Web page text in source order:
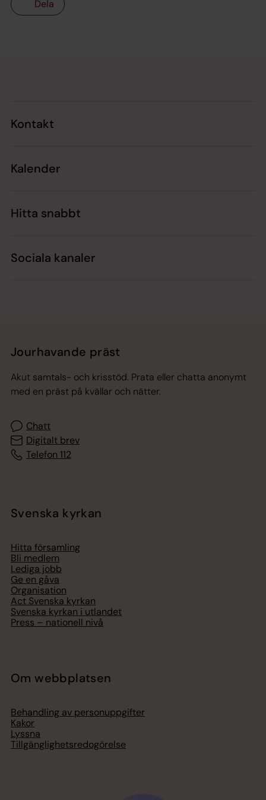
Dela
Kontakt
Kalender
Hitta snabbt
Sociala kanaler
Jourhavande präst
Akut samtals- och krisstöd. Prata eller chatta anonymt
med en präst på kvällar och nätter.
Chatt
Digitalt brev
Telefon 112
Svenska kyrkan
Hitta församling
Bli medlem
Lediga jobb
Ge en gåva
Organisation
Act Svenska kyrkan
Svenska kyrkan i utlandet
Press – nationell nivå
Om webbplatsen
Behandling av personuppgifter
Kakor
Lyssna
Tillgänglighetsredogörelse